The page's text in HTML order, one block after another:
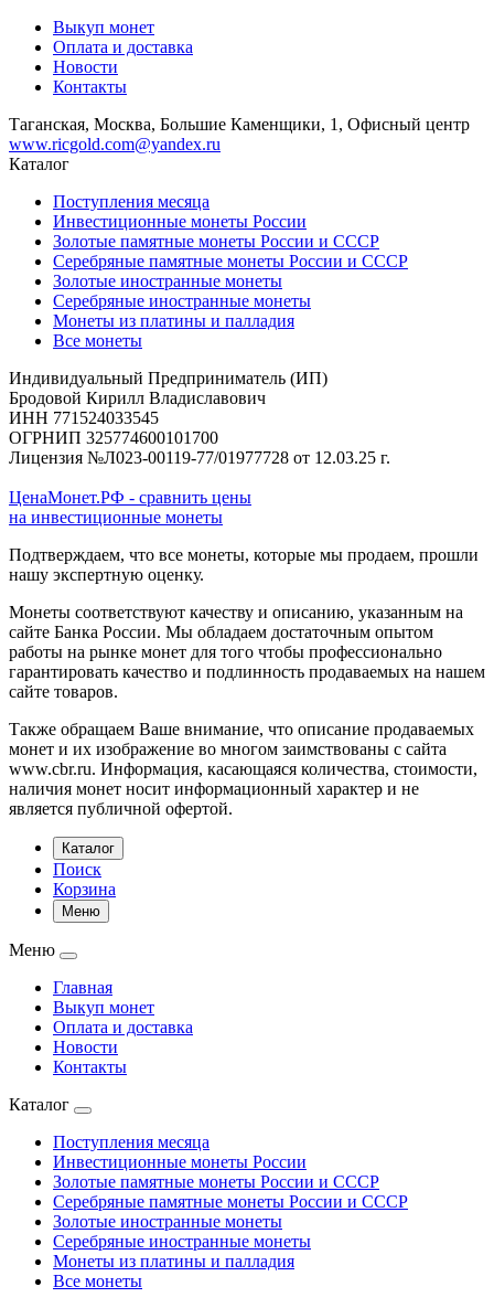
Выкуп монет
Оплата и доставка
Новости
Контакты
Таганская, Москва, Большие Каменщики, 1, Офисный центр
www.ricgold.com@yandex.ru
Каталог
Поступления месяца
Инвестиционные монеты России
Золотые памятные монеты России и СССР
Серебряные памятные монеты России и СССР
Золотые иностранные монеты
Серебряные иностранные монеты
Монеты из платины и палладия
Все монеты
Индивидуальный Предприниматель (ИП)
Бродовой Кирилл Владиславович
ИНН 771524033545
ОГРНИП 325774600101700
Лицензия №Л023-00119-77/01977728 от 12.03.25 г.
ЦенаМонет.РФ - сравнить цены
на инвестиционные монеты
Подтверждаем, что все монеты, которые мы продаем, прошли
нашу экспертную оценку.
Монеты соответствуют качеству и описанию, указанным на
сайте Банка России. Мы обладаем достаточным опытом
работы на рынке монет для того чтобы профессионально
гарантировать качество и подлинность продаваемых на нашем
сайте товаров.
Также обращаем Ваше внимание, что описание продаваемых
монет и их изображение во многом заимствованы с сайта
www.cbr.ru. Информация, касающаяся количества, стоимости,
наличия монет носит информационный характер и не
является публичной офертой.
Каталог
Поиск
Корзина
Меню
Меню
Главная
Выкуп монет
Оплата и доставка
Новости
Контакты
Каталог
Поступления месяца
Инвестиционные монеты России
Золотые памятные монеты России и СССР
Серебряные памятные монеты России и СССР
Золотые иностранные монеты
Серебряные иностранные монеты
Монеты из платины и палладия
Все монеты